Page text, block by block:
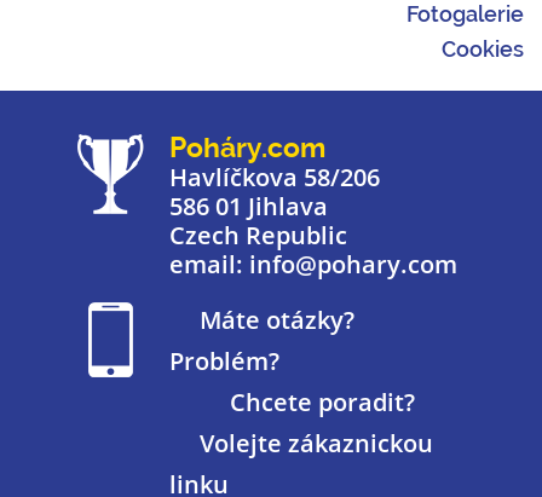
Fotogalerie
Cookies
Poháry.com
Havlíčkova 58/206
586 01 Jihlava
Czech Republic
email: info@pohary.com
Máte otázky?
Problém?
Chcete poradit?
Volejte zákaznickou
linku